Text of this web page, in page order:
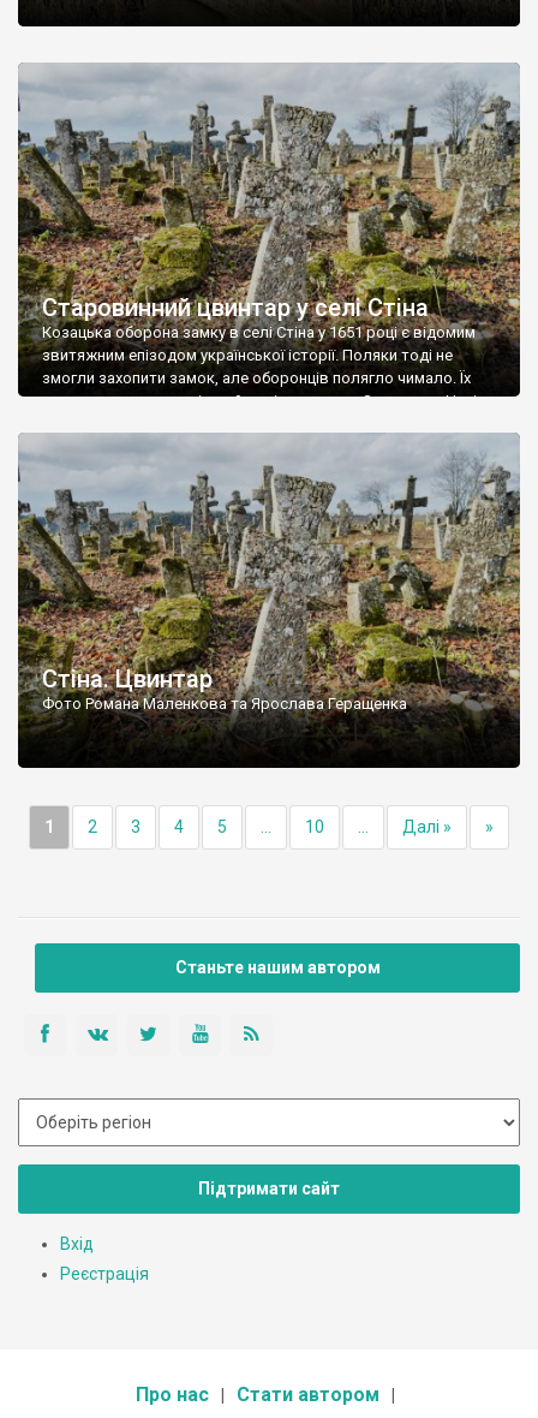
Старовинний цвинтар у селі Стіна
Козацька оборона замку в селі Стіна у 1651 році є відомим
звитяжним епізодом української історії. Поляки тоді не
змогли захопити замок, але оборонців полягло чимало. Їх
поховали на цвинтарі, який тоді називався Замковим. Нині на
ньому чимало хрестів 19 століття, є такі, де епітафії стер […]
Стіна. Цвинтар
Фото Романа Маленкова та Ярослава Геращенка
1 2 3 4 5 10 Далі » »
Станьте нашим автором
Підтримати сайт
Вхід
Реєстрація
Про нас Стати автором